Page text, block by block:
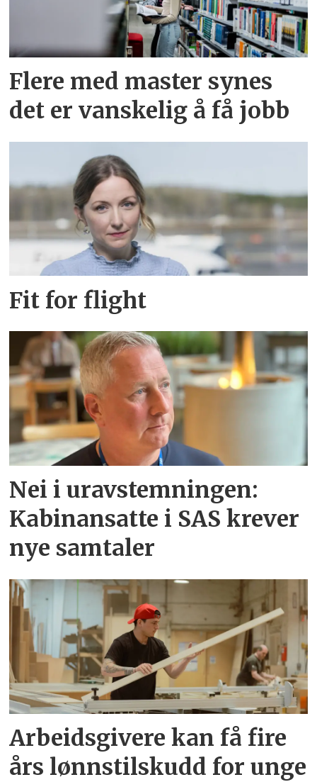
Flere med master synes
det er vanskelig å få jobb
Fit for flight
Nei i uravstemningen:
Kabinansatte i SAS krever
nye samtaler
Arbeidsgivere kan få fire
års lønnstilskudd for unge